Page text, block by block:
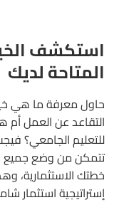
استكشف
المتاحة لديك
حاول معرفة ما هي
التقاعد عن العمل
للتعليم الجامعي؟
تتمكن من وضع جميع
خطتك الاستثمارية،
إستراتيجية استثمار